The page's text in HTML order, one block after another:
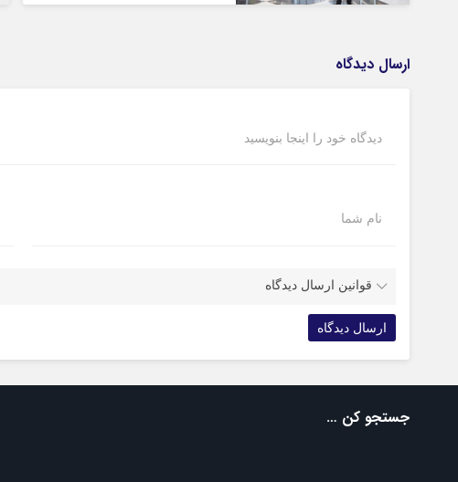
ارسال دیدگاه
دیدگاه خود را اینجا بنویسید
نام شما
قوانین ارسال دیدگاه
جستجو کن …